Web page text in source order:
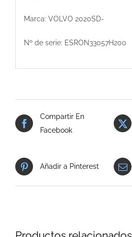
Marca: VOLVO 2020SD-
Nº de serie: ESRON33057H200
Compartir En
Facebook
Añadir a Pinterest